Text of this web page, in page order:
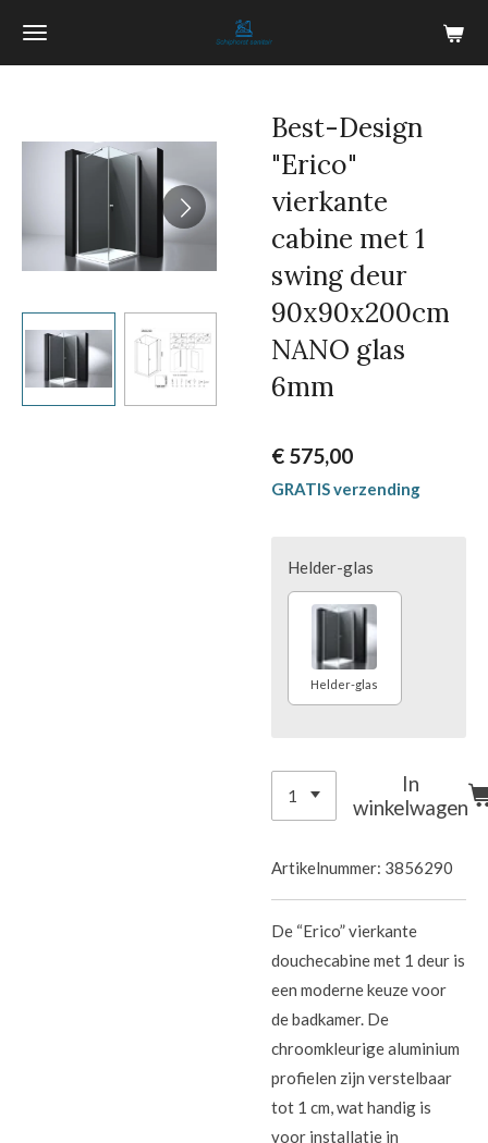
Ga
hoofdinhoud
Best-Design
"Erico"
vierkante
cabine met 1
swing deur
90x90x200cm
NANO glas
6mm
€ 575,00
GRATIS verzending
Helder-glas
Helder-glas
In
winkelwagen
Artikelnummer: 3856290
De “Erico” vierkante
douchecabine met 1 deur is
een moderne keuze voor
de badkamer. De
chroomkleurige aluminium
profielen zijn verstelbaar
tot 1 cm, wat handig is
voor installatie in